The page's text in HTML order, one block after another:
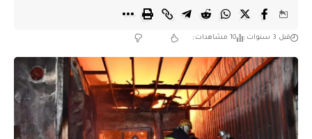
قبل 3 سنوات 10 مشاهدات